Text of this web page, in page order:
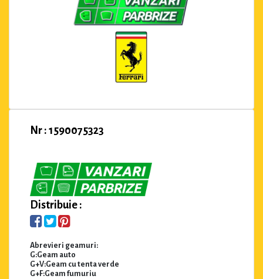
Nr : 1590075323
Distribuie :
Abrevieri geamuri:
G:Geam auto
G+V:Geam cu tenta verde
G+F:Geam fumuriu